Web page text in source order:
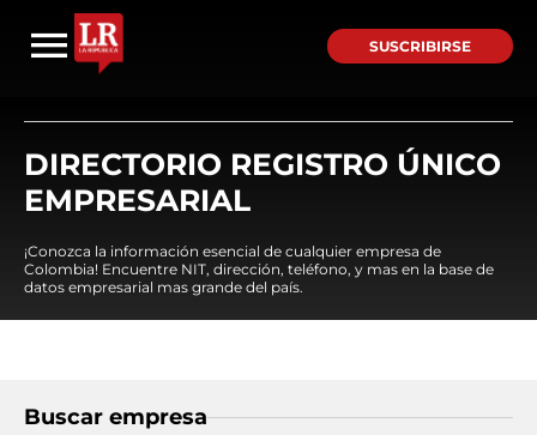
SUSCRIBIRSE
DIRECTORIO REGISTRO ÚNICO
EMPRESARIAL
¡Conozca la información esencial de cualquier empresa de
Colombia! Encuentre NIT, dirección, teléfono, y mas en la base de
datos empresarial mas grande del país.
Buscar empresa